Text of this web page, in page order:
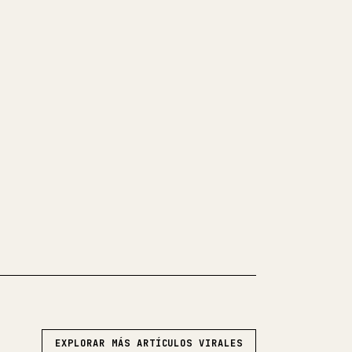
EXPLORAR MÁS ARTÍCULOS VIRALES